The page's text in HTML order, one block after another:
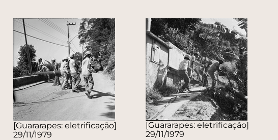
[Guararapes: eletrificação]
29/11/1979
[Guararapes: eletrificação]
29/11/1979